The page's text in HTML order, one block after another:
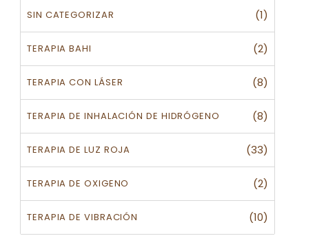
SIN CATEGORIZAR (1)
TERAPIA BAHI (2)
TERAPIA CON LÁSER (8)
TERAPIA DE INHALACIÓN DE HIDRÓGENO (8)
TERAPIA DE LUZ ROJA (33)
TERAPIA DE OXIGENO (2)
TERAPIA DE VIBRACIÓN (10)